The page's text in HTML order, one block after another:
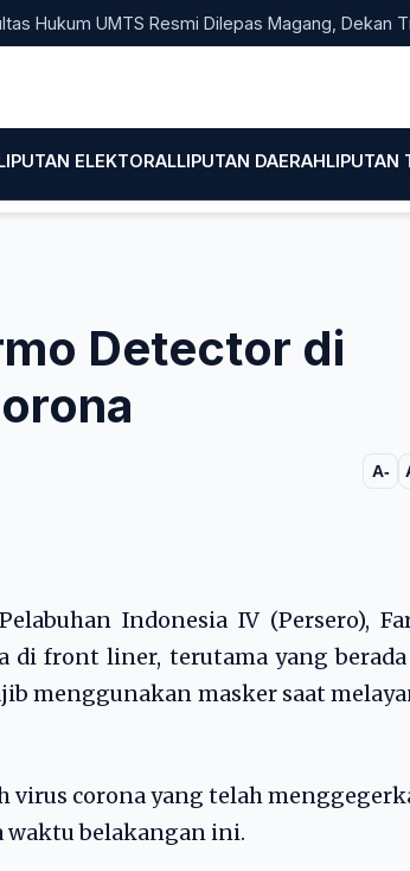
UMTS Resmi Dilepas Magang, Dekan Titip
ELEKTORALLIPUTAN DAERAHLIPUTAN
Detector di
A-
Indonesia IV (Persero),
di front liner, terutama yang
menggunakan masker saat
virus corona yang telah
waktu belakangan ini.